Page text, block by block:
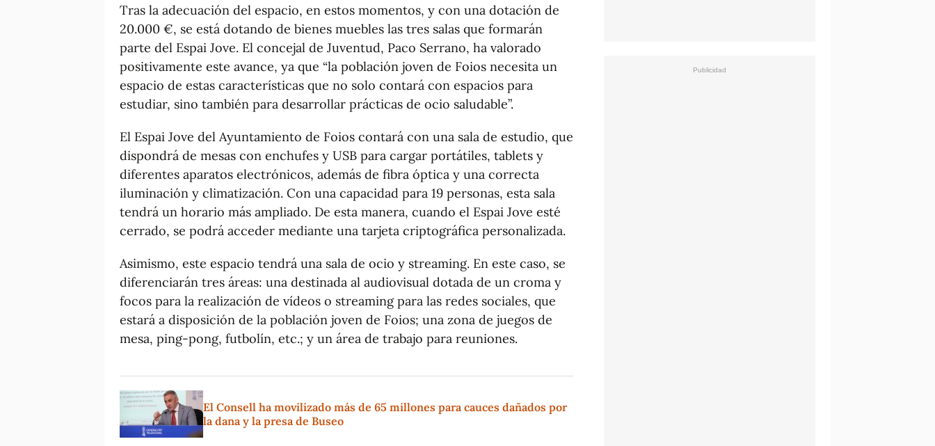
Tras la adecuación del espacio, en estos momentos, y con una dotación de
20.000 €, se está dotando de bienes muebles las tres salas que formarán
parte del Espai Jove. El concejal de Juventud, Paco Serrano, ha valorado
positivamente este avance, ya que “la población joven de Foios necesita un
espacio de estas características que no solo contará con espacios para
estudiar, sino también para desarrollar prácticas de ocio saludable”.
El Espai Jove del Ayuntamiento de Foios contará con una sala de estudio, que
dispondrá de mesas con enchufes y USB para cargar portátiles, tablets y
diferentes aparatos electrónicos, además de fibra óptica y una correcta
iluminación y climatización. Con una capacidad para 19 personas, esta sala
tendrá un horario más ampliado. De esta manera, cuando el Espai Jove esté
cerrado, se podrá acceder mediante una tarjeta criptográfica personalizada.
Asimismo, este espacio tendrá una sala de ocio y streaming. En este caso, se
diferenciarán tres áreas: una destinada al audiovisual dotada de un croma y
focos para la realización de vídeos o streaming para las redes sociales, que
estará a disposición de la población joven de Foios; una zona de juegos de
mesa, ping-pong, futbolín, etc.; y un área de trabajo para reuniones.
El Consell ha movilizado más de 65 millones para cauces dañados por
la dana y la presa de Buseo